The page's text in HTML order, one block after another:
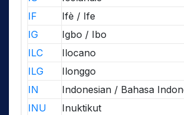
IF
Ifè / Ife
IG
Igbo / Ibo
ILC
Ilocano
ILG
Ilonggo
IN
Indonesian / Bahasa
INU
Inuktikut